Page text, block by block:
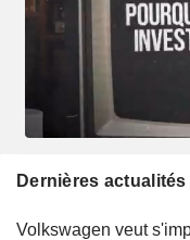
Dernières
Volkswagen veut